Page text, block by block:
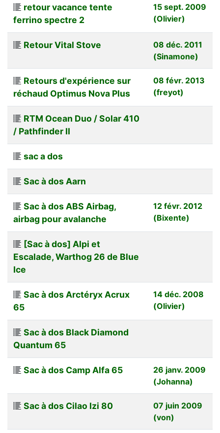
retour vacance tente
ferrino spectre 2
15 sept. 2009
(Olivier)
Retour Vital Stove
08 déc. 2011
(Sinamone)
Retours d'expérience sur
réchaud Optimus Nova Plus
08 févr. 2013
(freyot)
RTM Ocean Duo / Solar 410
/ Pathfinder II
sac a dos
Sac à dos Aarn
Sac à dos ABS Airbag,
airbag pour avalanche
12 févr. 2012
(Bixente)
[Sac à dos] Alpi et
Escalade, Warthog 26 de Blue
Ice
Sac à dos Arctéryx Acrux
65
14 déc. 2008
(Olivier)
Sac à dos Black Diamond
Quantum 65
Sac à dos Camp Alfa 65
26 janv. 2009
(Johanna)
Sac à dos Cilao Izi 80
07 juin 2009
(von)